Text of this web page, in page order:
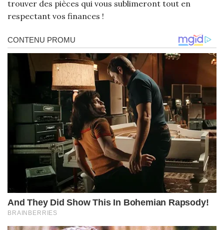
trouver des pièces qui vous sublimeront tout en
respectant vos finances !